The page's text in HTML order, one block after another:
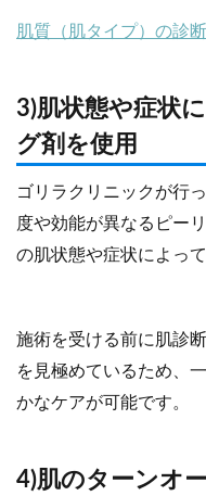
肌質（肌タイプ）の診
3)肌状態や症状
グ剤を使用
ゴリラクリニックが行
度や効能が異なるピー
の肌状態や症状によっ
施術を受ける前に肌診
を見極めているため、
かなケアが可能です。
4)肌のターンオ